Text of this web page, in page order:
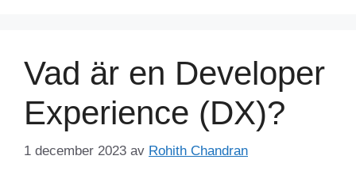
Vad är en Developer
Experience (DX)?
1 december 2023 av Rohith Chandran